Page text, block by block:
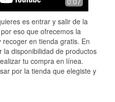
es entrar y salir de la
eso que ofrecemos la
en tienda gratis. En
la disponibilidad de productos
tu compra en línea.
por la tienda que elegiste y